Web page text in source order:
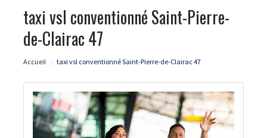
taxi vsl conventionné Saint-Pierre-
de-Clairac 47
Accueil taxi vsl conventionné Saint-Pierre-de-Clairac 47